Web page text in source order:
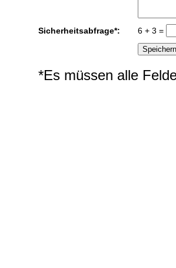
Sicherheitsabfrage*: 6 + 3 =
*Es müssen alle